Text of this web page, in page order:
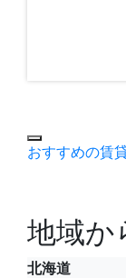
おすすめの賃
地域か
北海道